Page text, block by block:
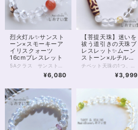
烈火灯ル✨サンスト
ーン×スモーキーア
イリスクォーツ
16cmブレスレット
¥6,080
【菩提天珠】迷いを
祓う道引きの天珠ブ
レスレット✨ムーン
ストーン×ルチルク
ォーツ17.5cm
¥3,999